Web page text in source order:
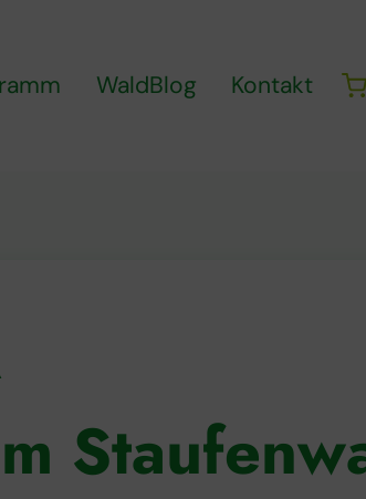
WaldBlog Kontakt